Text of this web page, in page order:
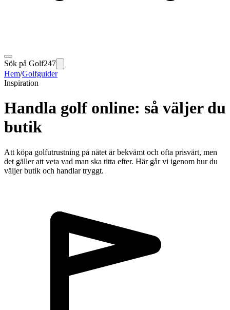
Sök på Golf247
Hem/Golfguider
Inspiration
Handla golf online: så väljer du
butik
Att köpa golfutrustning på nätet är bekvämt och ofta prisvärt, men
det gäller att veta vad man ska titta efter. Här går vi igenom hur du
väljer butik och handlar tryggt.